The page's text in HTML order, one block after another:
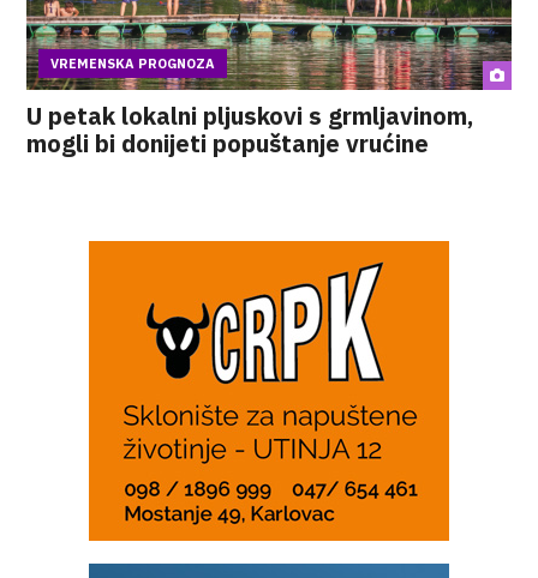
VREMENSKA PROGNOZA
U petak lokalni pljuskovi s grmljavinom,
mogli bi donijeti popuštanje vrućine